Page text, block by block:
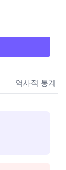
역사적 통계